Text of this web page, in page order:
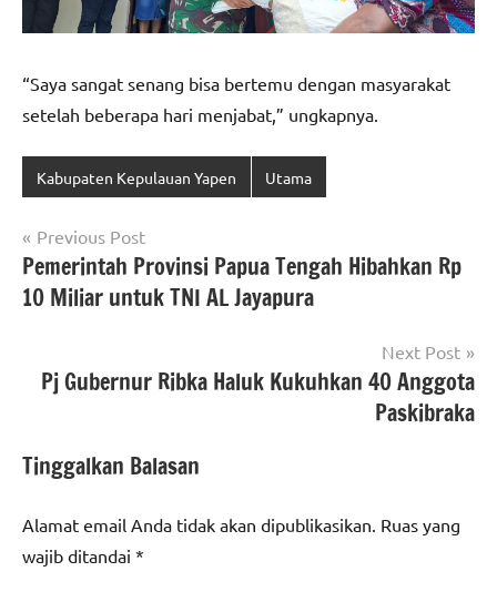
“Saya sangat senang bisa bertemu dengan masyarakat
setelah beberapa hari menjabat,” ungkapnya.
Kabupaten Kepulauan Yapen Utama
Navigasi
pos
Previous Post
Pemerintah Provinsi Papua Tengah Hibahkan Rp
10 Miliar untuk TNI AL Jayapura
Next Post
Pj Gubernur Ribka Haluk Kukuhkan 40 Anggota
Paskibraka
Tinggalkan Balasan
Alamat email Anda tidak akan dipublikasikan. Ruas yang
wajib ditandai *